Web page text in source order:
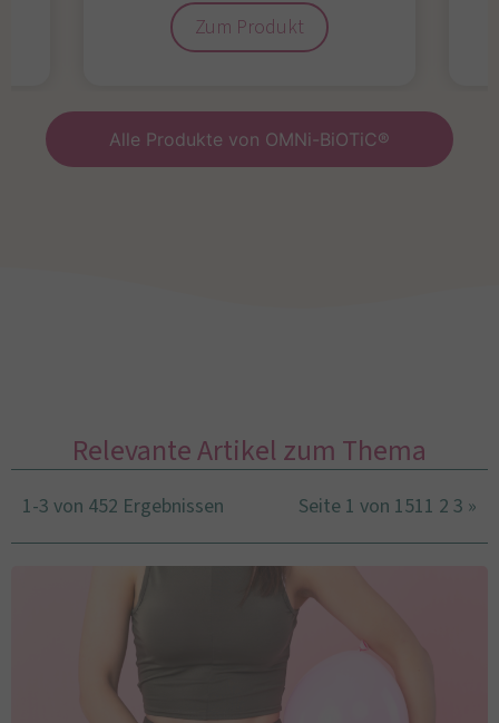
Zum Produkt
Alle Produkte von OMNi-BiOTiC®
Relevante Artikel zum Thema
1-3 von 452 Ergebnissen Seite 1 von 1511 2 3 »